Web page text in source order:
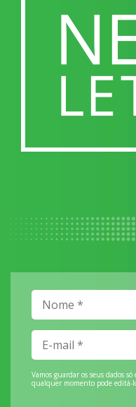
Vamos guardar os seus dados
qualquer momento pode editá-